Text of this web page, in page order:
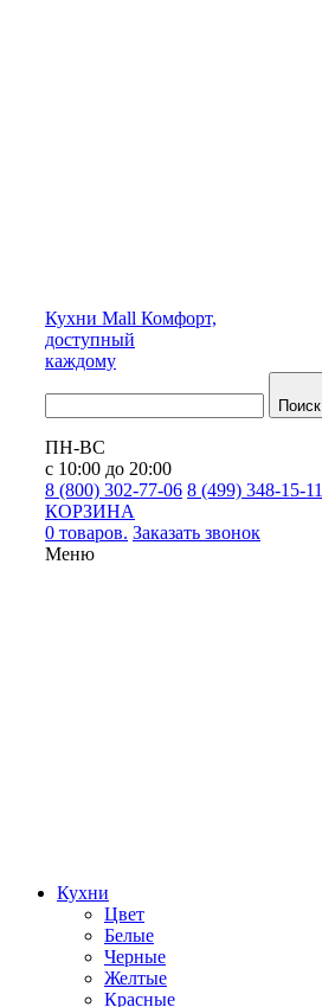
Кухни Mall Комфорт,
доступный
каждому
Поиск
ПН-ВС
с 10:00 до 20:00
8 (800) 302-77-06 8 (499) 348-15-11
КОРЗИНА
0 товаров. Заказать звонок
Меню
Кухни
Цвет
Белые
Черные
Желтые
Красные